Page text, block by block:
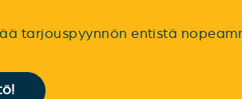
tarjouspyynnön entistä